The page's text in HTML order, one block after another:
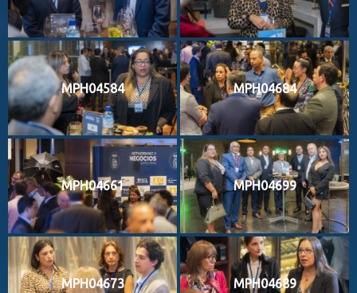
MPH04584 MPH04684
MPH04661 MPH04699
MPH04673 MPH04689